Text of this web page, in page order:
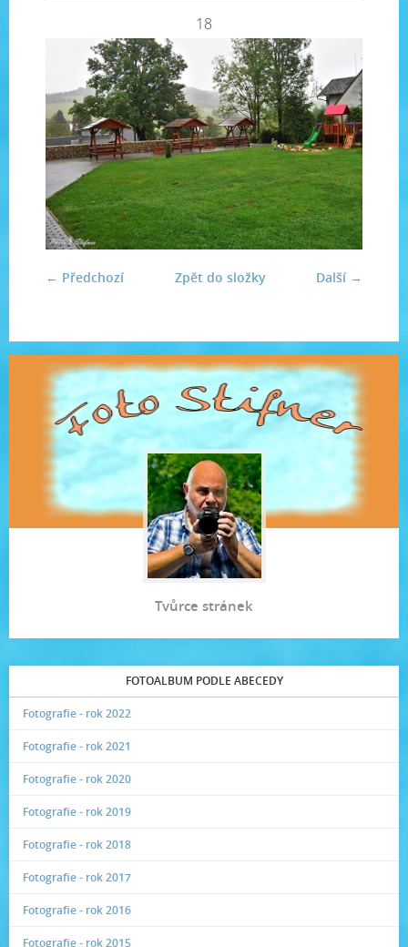
18
← Předchozí Další →
Zpět do složky
Tvůrce stránek
FOTOALBUM PODLE ABECEDY
Fotografie - rok 2022
Fotografie - rok 2021
Fotografie - rok 2020
Fotografie - rok 2019
Fotografie - rok 2018
Fotografie - rok 2017
Fotografie - rok 2016
Fotografie - rok 2015